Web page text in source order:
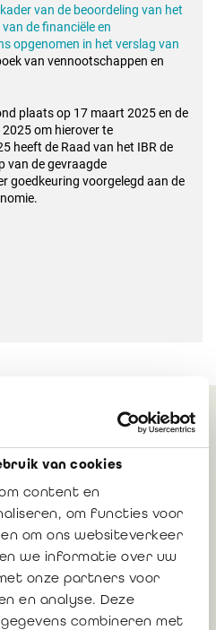
van cookies
content en
om functies voor
om ons websiteverkeer
we informatie over uw
onze partners voor
en analyse. Deze
combineren met
van de beoordeling van het
de financiële en
opgenomen in het verslag van
van vennootschappen en
plaats op 17 maart 2025 en de
om hierover te
heeft de Raad van het IBR de
van de gevraagde
goedkeuring voorgelegd aan de
van
en
van de
norm – update
en het advies